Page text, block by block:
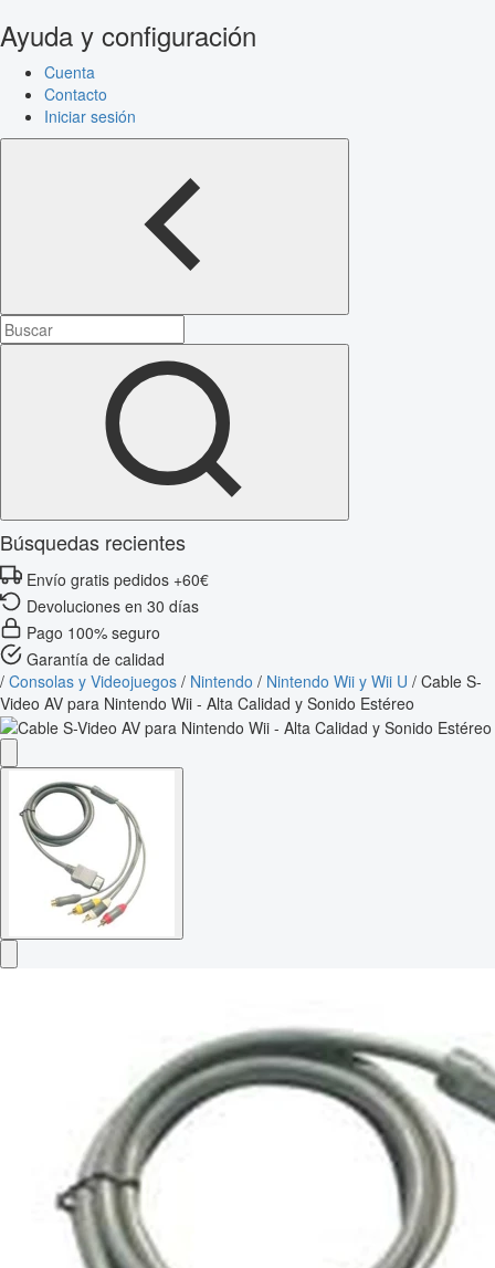
Ayuda y configuración
Cuenta
Contacto
Iniciar sesión
Búsquedas recientes
Envío gratis pedidos +60€
Devoluciones en 30 días
Pago 100% seguro
Garantía de calidad
/ Consolas y Videojuegos / Nintendo / Nintendo Wii y Wii U / Cable S-
Video AV para Nintendo Wii - Alta Calidad y Sonido Estéreo